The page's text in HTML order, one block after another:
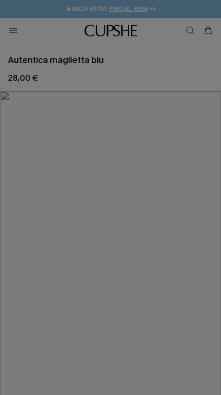
🔥SALDI ESTIVI: FINO AL -50%>>
🚚SPEDIZIONE GRATUITA DA 49€
💌REGALO PER I NUOVI: 20% DI SCONTO*
Autentica maglietta blu
28,00 €